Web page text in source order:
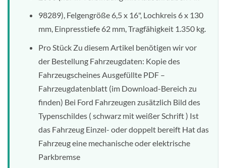
98289), Felgengröße 6,5 x 16", Lochkreis 6 x 130
mm, Einpresstiefe 62 mm, Tragfähigkeit 1.350 kg.
Pro Stück Zu diesem Artikel benötigen wir vor
der Bestellung Fahrzeugdaten: Kopie des
Fahrzeugscheines Ausgefüllte PDF –
Fahrzeugdatenblatt (im Download-Bereich zu
finden) Bei Ford Fahrzeugen zusätzlich Bild des
Typenschildes ( schwarz mit weißer Schrift ) Ist
das Fahrzeug Einzel- oder doppelt bereift Hat das
Fahrzeug eine mechanische oder elektrische
Parkbremse